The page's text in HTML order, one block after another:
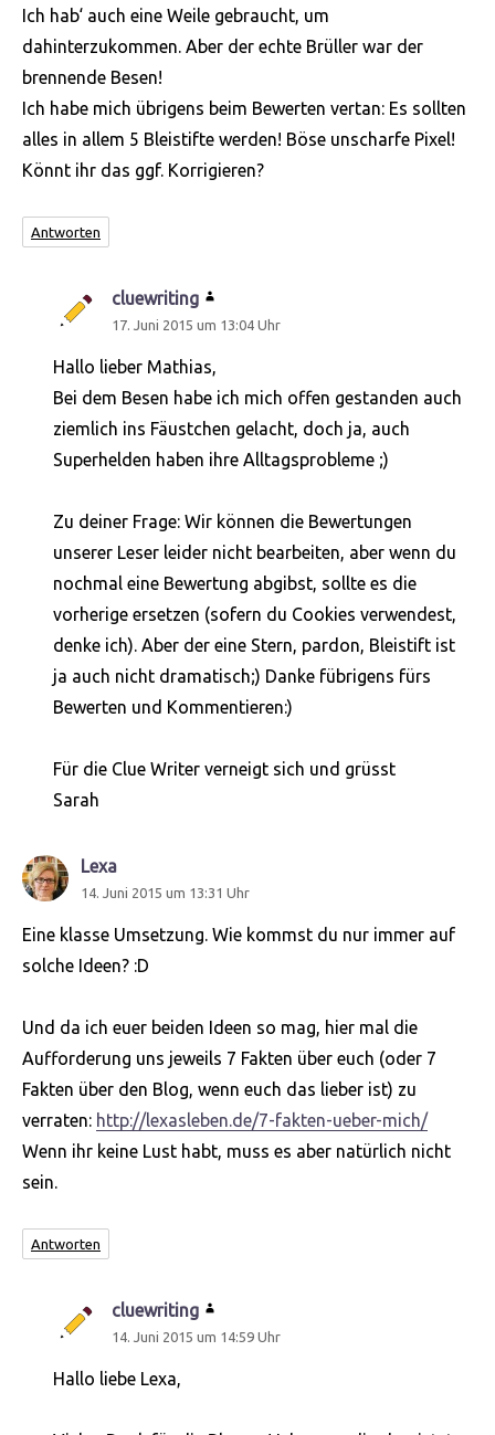
Ich hab‘ auch eine Weile gebraucht, um
dahinterzukommen. Aber der echte Brüller war der
brennende Besen!
Ich habe mich übrigens beim Bewerten vertan: Es sollten
alles in allem 5 Bleistifte werden! Böse unscharfe Pixel!
Könnt ihr das ggf. Korrigieren?
Antworten
cluewriting
17. Juni 2015 um 13:04 Uhr
Hallo lieber Mathias,
Bei dem Besen habe ich mich offen gestanden auch
ziemlich ins Fäustchen gelacht, doch ja, auch
Superhelden haben ihre Alltagsprobleme ;)
Zu deiner Frage: Wir können die Bewertungen
unserer Leser leider nicht bearbeiten, aber wenn du
nochmal eine Bewertung abgibst, sollte es die
vorherige ersetzen (sofern du Cookies verwendest,
denke ich). Aber der eine Stern, pardon, Bleistift ist
ja auch nicht dramatisch;) Danke fübrigens fürs
Bewerten und Kommentieren:)
Für die Clue Writer verneigt sich und grüsst
Sarah
Lexa
14. Juni 2015 um 13:31 Uhr
Eine klasse Umsetzung. Wie kommst du nur immer auf
solche Ideen? :D
Und da ich euer beiden Ideen so mag, hier mal die
Aufforderung uns jeweils 7 Fakten über euch (oder 7
Fakten über den Blog, wenn euch das lieber ist) zu
verraten: http://lexasleben.de/7-fakten-ueber-mich/
Wenn ihr keine Lust habt, muss es aber natürlich nicht
sein.
Antworten
cluewriting
14. Juni 2015 um 14:59 Uhr
Hallo liebe Lexa,